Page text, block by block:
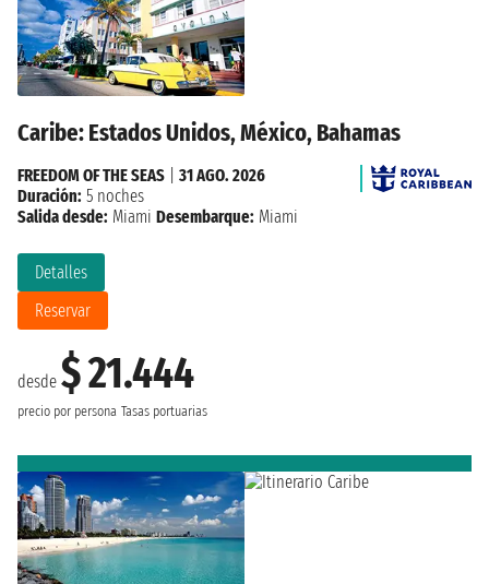
Caribe: Estados Unidos, México, Bahamas
desde $ 21.444
precio por persona Tasas portuarias
Detalles
Reservar
FREEDOM OF THE SEAS
31 AGO. 2026
Duración: 5 noches
Salida desde: Miami Desembarque: Miami